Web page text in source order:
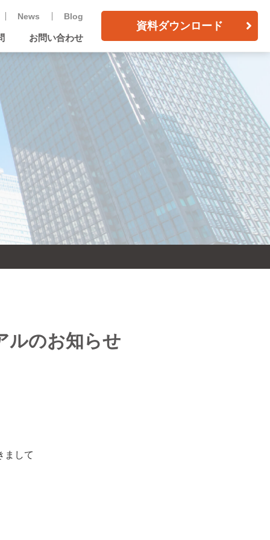
お問い合わせ
News Blog
資料ダウンロード
ルのお知らせ
まして